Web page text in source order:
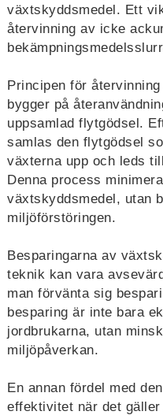
växtskyddsmedel. Ett
återvinning av icke
Principen för
bygger på
uppsamlad flytgödsel.
samlas den flytgödsel
växterna upp och leds
Denna process
växtskyddsmedel, utan
miljöförstöringen.
Besparingarna av
teknik kan vara
man förvänta sig
besparing är inte bara
jordbrukarna, utan
miljöpåverkan.
En annan fördel med
effektivitet när det